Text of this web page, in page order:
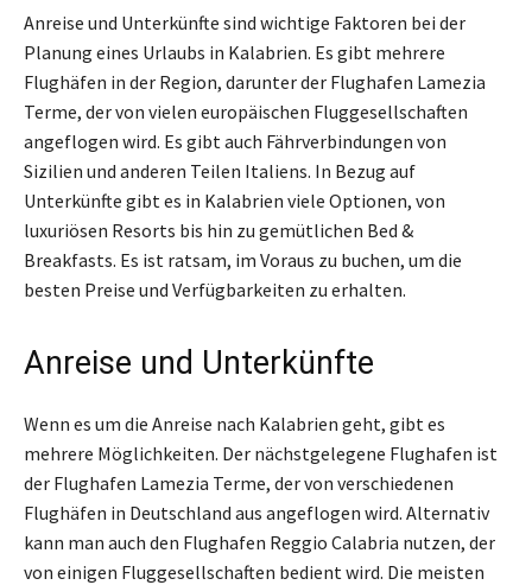
Anreise und Unterkünfte sind wichtige Faktoren bei der
Planung eines Urlaubs in Kalabrien. Es gibt mehrere
Flughäfen in der Region, darunter der Flughafen Lamezia
Terme, der von vielen europäischen Fluggesellschaften
angeflogen wird. Es gibt auch Fährverbindungen von
Sizilien und anderen Teilen Italiens. In Bezug auf
Unterkünfte gibt es in Kalabrien viele Optionen, von
luxuriösen Resorts bis hin zu gemütlichen Bed &
Breakfasts. Es ist ratsam, im Voraus zu buchen, um die
besten Preise und Verfügbarkeiten zu erhalten.
Anreise und Unterkünfte
Wenn es um die Anreise nach Kalabrien geht, gibt es
mehrere Möglichkeiten. Der nächstgelegene Flughafen ist
der Flughafen Lamezia Terme, der von verschiedenen
Flughäfen in Deutschland aus angeflogen wird. Alternativ
kann man auch den Flughafen Reggio Calabria nutzen, der
von einigen Fluggesellschaften bedient wird. Die meisten